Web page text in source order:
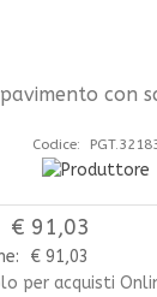
con
Codice:
€ 91,03
€ 91,03